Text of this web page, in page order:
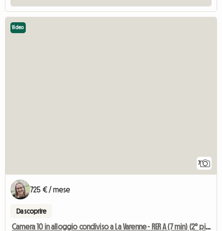
7
Video
725 € / mese
Da scoprire
Camera 10 in alloggio condiviso a La Varenne - RER A (7 min) (2° piano)